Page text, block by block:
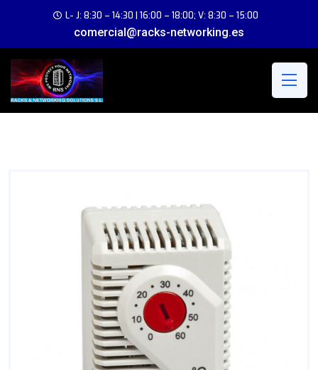
L- J: 8:30 – 14:30 | 16:00 – 18:00; V: 8:30 – 15:00
comercial@racks-networking.es